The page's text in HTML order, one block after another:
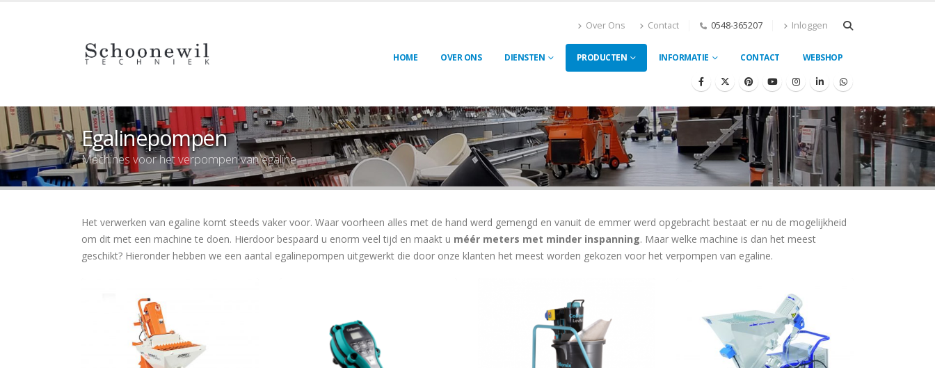
Over Ons Contact 0548-365207 Inloggen
HOME OVER ONS DIENSTEN PRODUCTEN INFORMATIE CONTACT WEBSHOP
Egalinepompen
Machines voor het verpompen van egaline
Het verwerken van egaline komt steeds vaker voor. Waar voorheen alles met de hand werd gemengd en vanuit de emmer werd opgebracht bestaat er nu de mogelijkheid
om dit met een machine te doen. Hierdoor bespaard u enorm veel tijd en maakt u méér meters met minder inspanning. Maar welke machine is dan het meest
geschikt? Hieronder hebben we een aantal egalinepompen uitgewerkt die door onze klanten het meest worden gekozen voor het verpompen van egaline.